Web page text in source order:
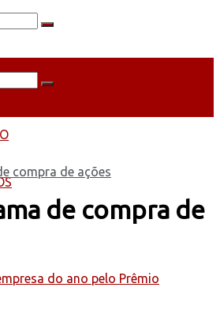
compra de ações
de compra de